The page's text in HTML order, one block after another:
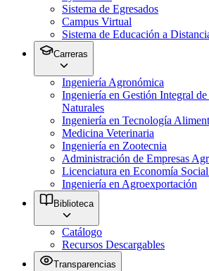
Sistema de Egresados
Campus Virtual
Sistema de Educación a
Carreras
Ingeniería Agronómica
Ingeniería en Gestión Integral
Naturales
Ingeniería en Tecnología
Medicina Veterinaria
Ingeniería en Zootecnia
Administración de Empresas
Licenciatura en Economía
Ingeniería en Agroexportación
Biblioteca
Catálogo
Recursos Descargables
Transparencias